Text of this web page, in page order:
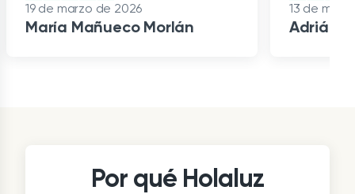
19 de marzo de 2026
María Mañueco Morlán
13 de
Adrián
Por qué Holaluz